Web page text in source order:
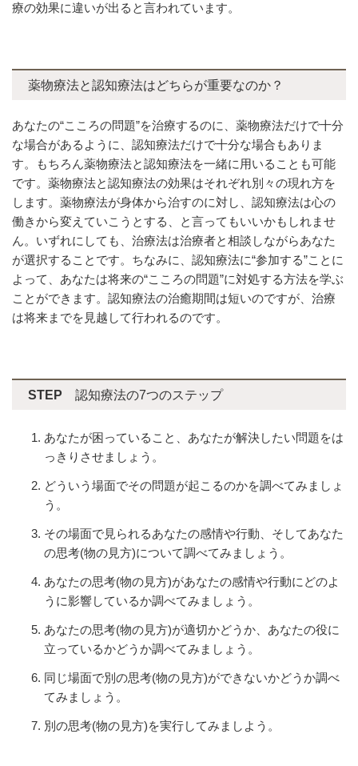
療の効果に違いが出ると言われています。
薬物療法と認知療法はどちらが重要なのか？
あなたの“こころの問題”を治療するのに、薬物療法だけで十分
な場合があるように、認知療法だけで十分な場合もありま
す。もちろん薬物療法と認知療法を一緒に用いることも可能
です。薬物療法と認知療法の効果はそれぞれ別々の現れ方を
します。薬物療法が身体から治すのに対し、認知療法は心の
働きから変えていこうとする、と言ってもいいかもしれませ
ん。いずれにしても、治療法は治療者と相談しながらあなた
が選択することです。ちなみに、認知療法に“参加する”ことに
よって、あなたは将来の“こころの問題”に対処する方法を学ぶ
ことができます。認知療法の治癒期間は短いのですが、治療
は将来までを見越して行われるのです。
STEP 認知療法の7つのステップ
あなたが困っていること、あなたが解決したい問題をは
っきりさせましょう。
どういう場面でその問題が起こるのかを調べてみましょ
う。
その場面で見られるあなたの感情や行動、そしてあなた
の思考(物の見方)について調べてみましょう。
あなたの思考(物の見方)があなたの感情や行動にどのよ
うに影響しているか調べてみましょう。
あなたの思考(物の見方)が適切かどうか、あなたの役に
立っているかどうか調べてみましょう。
同じ場面で別の思考(物の見方)ができないかどうか調べ
てみましょう。
別の思考(物の見方)を実行してみましよう。